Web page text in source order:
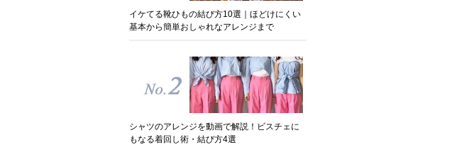
イケてる靴ひもの結び方10選｜ほどけにくい
基本から簡単おしゃれなアレンジまで
シャツのアレンジを動画で解説！ビスチェに
もなる着回し術・結び方4選